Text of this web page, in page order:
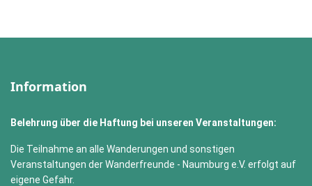
Information
Belehrung über die Haftung bei unseren Veranstaltungen:
Die Teilnahme an alle Wanderungen und sonstigen
Veranstaltungen der Wanderfreunde - Naumburg e.V. erfolgt auf
eigene Gefahr.